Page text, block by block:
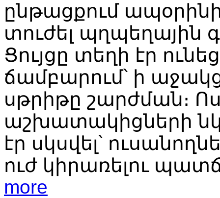
ընթացքում
տուժել պղպեղային
Ցույցը տեղի էր
ճամբարում՝ ի
սթրիթը շարժման։
աշխատակիցների
էր սկսվել՝
ուժ կիրառելու
more